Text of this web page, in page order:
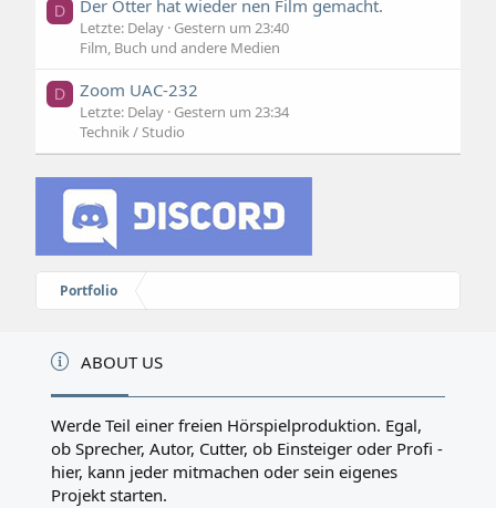
D Der Otter hat wieder nen Film gemacht.
Letzte: Delay Gestern um 23:40
Film, Buch und andere Medien
D Zoom UAC-232
Letzte: Delay Gestern um 23:34
Technik / Studio
Portfolio
ABOUT US
Werde Teil einer freien Hörspielproduktion. Egal,
ob Sprecher, Autor, Cutter, ob Einsteiger oder Profi -
hier, kann jeder mitmachen oder sein eigenes
Projekt starten.